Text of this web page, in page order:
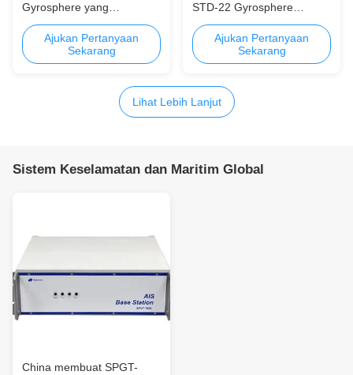
Gyrosphere yang
diperbaharui dengan
garansi - CCS Jerman
Sertifikasi
Ajukan Pertanyaan
Sekarang
STD-22 Gyrosphere
dengan Jaminan Satu
Tahun - Baru atau
Rekonstruksi
Ajukan Pertanyaan
Sekarang
Lihat Lebih Lanjut
Sistem Keselamatan dan Maritim Global
China membuat SPGT-